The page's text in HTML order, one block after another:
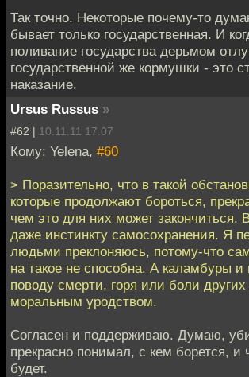
Так точно. Некоторые почему-то
бывает только государственная. И
поливание государства дерьмом
государственной же кормушки - это
наказание.
Ursus Russus »
#62 | 10.11.11 17:07
Кому: Yelena, #60
> Поразительно, что в такой
которые продолжают бороться,
чем это для них может закончиться.
даже инстинкту самосохранения. Я
людьми преклоняюсь, потому-что
на такое не способна. А каламбуры и
поводу смерти, горя или боли
моральным уродством.
Согласен и поддерживаю. Думаю,
прекрасно понимал, с кем борется, и
будет.